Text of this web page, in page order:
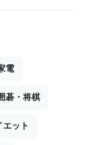
電
碁・将棋
エット